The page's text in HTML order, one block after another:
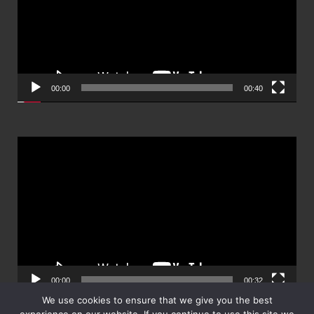
00:00 00:40
00:00 00:32
We use cookies to ensure that we give you the best